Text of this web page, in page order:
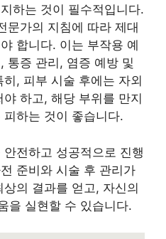
하는 것이 필수적입니다.
문가의 지침에 따라 제대
합니다. 이는 부작용 예
통증 관리, 염증 예방 및
, 피부 시술 후에는 자외
하고, 해당 부위를 만지
하는 것이 좋습니다.
전하고 성공적으로 진행
준비와 시술 후 관리가
의 결과를 얻고, 자신의
을 실현할 수 있습니다.